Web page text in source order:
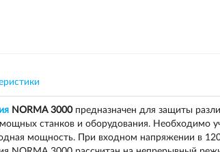
NORMA3000предназначен для защиты
станков и оборудования. Необходимо
мощность. При входном напряжении в